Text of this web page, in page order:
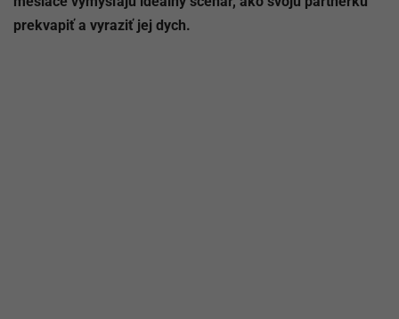
prekvapiť a vyraziť jej dych.